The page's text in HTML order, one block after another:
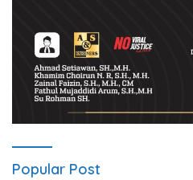
Popular Post